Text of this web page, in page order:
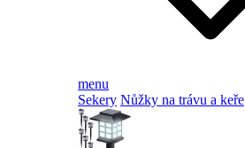
menu
Sekery Nůžky na trávu a keře